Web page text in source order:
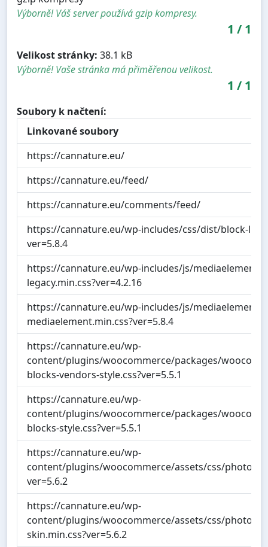
Výborně! Váš server používá gzip kompresy.
1 / 1
Velikost stránky: 38.1 kB
Výborně! Vaše stránka má přiměřenou velikost.
1 / 1
Soubory k načtení:
Linkované soubory
https://cannature.eu/
https://cannature.eu/feed/
https://cannature.eu/comments/feed/
https://cannature.eu/wp-includes/css/dist/block-
ver=5.8.4
https://cannature.eu/wp-includes/js/mediaelement/
legacy.min.css?ver=4.2.16
https://cannature.eu/wp-includes/js/mediaelement/
mediaelement.min.css?ver=5.8.4
https://cannature.eu/wp-
content/plugins/woocommerce/packages/
blocks-vendors-style.css?ver=5.5.1
https://cannature.eu/wp-
content/plugins/woocommerce/packages/
blocks-style.css?ver=5.5.1
https://cannature.eu/wp-
content/plugins/woocommerce/assets/css/
ver=5.6.2
https://cannature.eu/wp-
content/plugins/woocommerce/assets/css/
skin.min.css?ver=5.6.2